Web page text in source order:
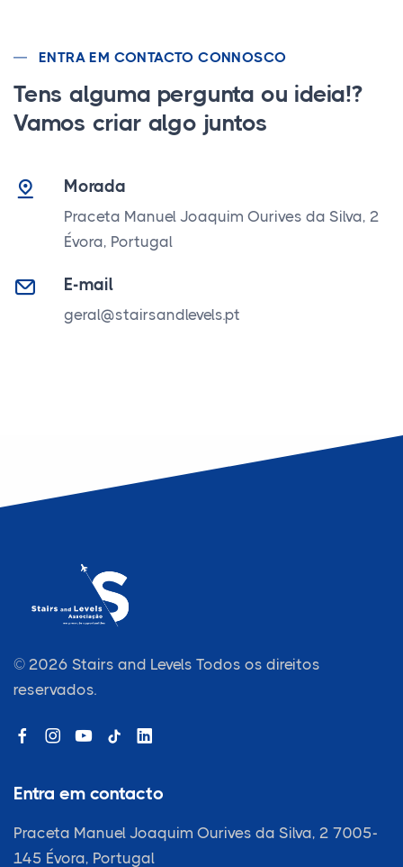
ENTRA EM CONTACTO CONNOSCO
Tens alguma pergunta ou ideia!?
Vamos criar algo juntos
Morada
Praceta Manuel Joaquim Ourives da Silva, 2
Évora, Portugal
E-mail
geral@stairsandlevels.pt
© 2026 Stairs and Levels Todos os direitos
reservados.
Entra em contacto
Praceta Manuel Joaquim Ourives da Silva, 2 7005-
145 Évora, Portugal